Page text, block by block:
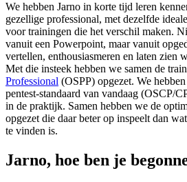
We hebben Jarno in korte tijd leren
gezellige professional, met dezelfde
voor trainingen die het verschil maken.
vanuit een Powerpoint, maar vanuit
vertellen, enthousiasmeren en laten zien
Met die insteek hebben we samen de
Professional (OSPP) opgezet. We
pentest-standaard van vandaag (OSCP/
in de praktijk. Samen hebben we de
opgezet die daar beter op inspeelt dan
te vinden is.
Jarno, hoe ben je